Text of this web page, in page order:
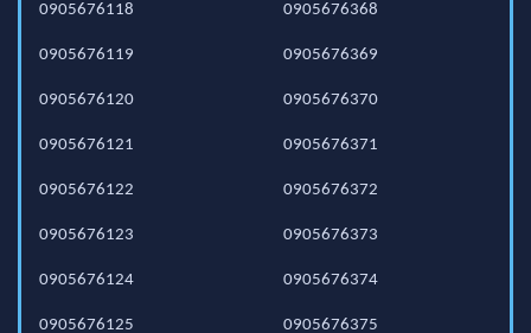
0905676118
0905676119
0905676120
0905676121
0905676122
0905676123
0905676124
0905676125
0905676368
0905676369
0905676370
0905676371
0905676372
0905676373
0905676374
0905676375